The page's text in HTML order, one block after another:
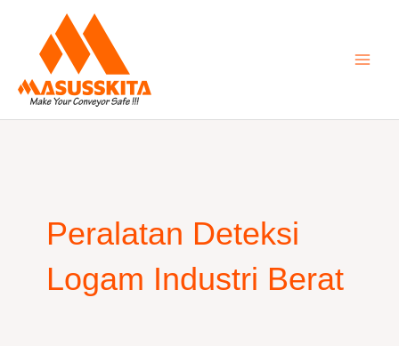
content
Peralatan Deteksi
Logam Industri Berat